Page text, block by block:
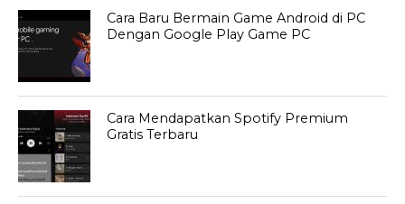
Cara Baru Bermain Game Android di PC
Dengan Google Play Game PC
Cara Mendapatkan Spotify Premium
Gratis Terbaru